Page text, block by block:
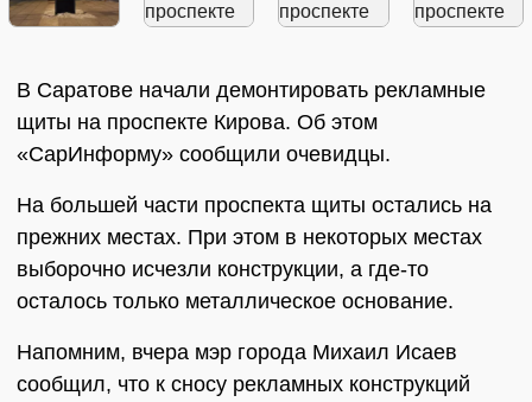
В Саратове начали демонтировать рекламные
щиты на проспекте Кирова. Об этом
«СарИнформу» сообщили очевидцы.
На большей части проспекта щиты остались на
прежних местах. При этом в некоторых местах
выборочно исчезли конструкции, а где-то
осталось только металлическое основание.
Напомним, вчера мэр города Михаил Исаев
сообщил, что к сносу рекламных конструкций